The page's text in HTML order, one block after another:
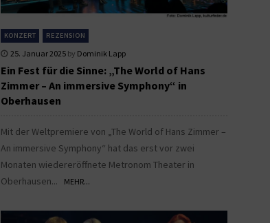
KONZERT REZENSION
25. Januar 2025 by Dominik Lapp
Ein Fest für die Sinne: „The World of Hans
Zimmer – An immersive Symphony“ in
Oberhausen
Mit der Weltpremiere von „The World of Hans Zimmer –
An immersive Symphony“ hat das erst vor zwei
Monaten wiedereröffnete Metronom Theater in
Oberhausen...
MEHR...